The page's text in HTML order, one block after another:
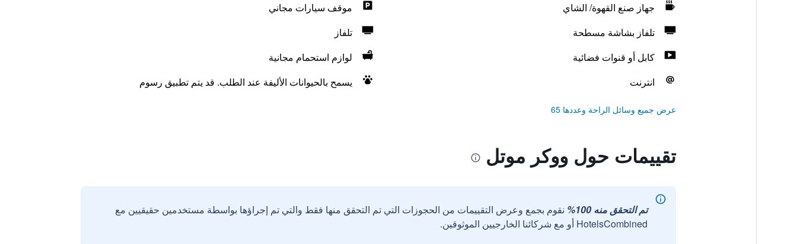
جهاز صنع القهوة/ الشاي
موقف سيارات مجاني
تلفاز بشاشة مسطحة
تلفاز
كابل أو قنوات فضائية
لوازم استحمام مجانية
انترنت
يسمح بالحيوانات الأليفة عند الطلب. قد يتم تطبيق رسوم
عرض جميع وسائل الراحة وعددها 65
تقييمات حول ووكر موتل
تم التحقق منه 100%
نقوم بجمع وعرض التقييمات من الحجوزات التي تم التحقق منها فقط والتي تم إجراؤها بواسطة مستخدمين حقيقيين مع
HotelsCombined أو مع شركائنا الخارجيين الموثوقين.